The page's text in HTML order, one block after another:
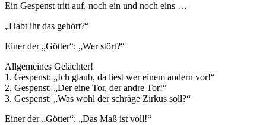
Ein Gespenst tritt auf, noch ein und noch eins …
„Habt ihr das gehört?“
Einer der „Götter“: „Wer stört?“
Allgemeines Gelächter!
1. Gespenst: „Ich glaub, da liest wer einem andern vor!“
2. Gespenst: „Der eine Tor, der andre Tor!“
3. Gespenst: „Was wohl der schräge Zirkus soll?“
Einer der „Götter“: „Das Maß ist voll!“